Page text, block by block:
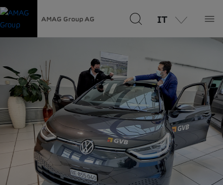
AMAG Group AG IT